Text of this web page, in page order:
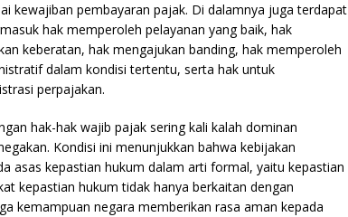
kewajiban pembayaran pajak. Di dalamnya juga terdapat
hak memperoleh pelayanan yang baik, hak
keberatan, hak mengajukan banding, hak memperoleh
dalam kondisi tertentu, serta hak untuk
perpajakan.
hak-hak wajib pajak sering kali kalah dominan
Kondisi ini menunjukkan bahwa kebijakan
asas kepastian hukum dalam arti formal, yaitu kepastian
kepastian hukum tidak hanya berkaitan dengan
kemampuan negara memberikan rasa aman kepada